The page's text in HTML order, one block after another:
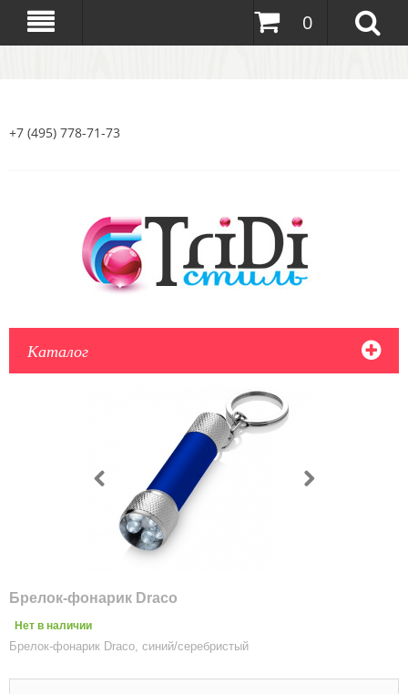
0
+7 (495) 778-71-73
Каталог
Брелок-фонарик Draco
Нет в наличии
Брелок-фонарик Draco, синий/серебристый